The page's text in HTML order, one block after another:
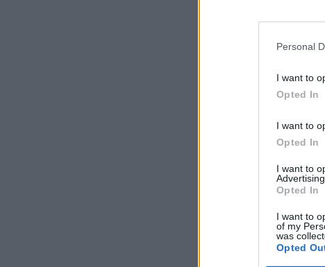
Personal
I want to
Opted In
I want to
Opted In
I want to
Advertising.
Opted In
I want to
of my
was
Opted